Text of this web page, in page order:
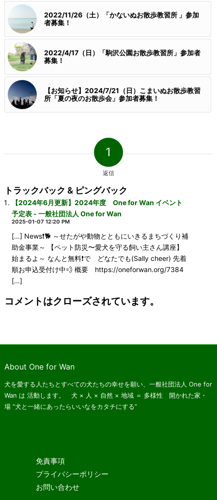
2022/11/26（土）「かないぬお散歩教習所 」参加
者募集！
2022/4/17（日）「駒沢公園お散歩教習所」参加者
募集！
【お知らせ】2024/7/21（日）こまいぬお散歩教習
所「夏の夜のお散歩会」参加者募集！
1
返信
トラックバック & ピングバック
【2024年6月更新】2024年度 One for Wan イベント
予定表 - 一般社団法人 One for Wan
2025-01-07 12:20 PM
[…] News❗️🐕 ～せたがや動物とともにいきるまちづくり補
助金事業～ 【ペット防災〜愛犬を守る飼い主さん講座】
始まるよ～ なんと無料❗️で どなたでも(Sally cheer) 先着
順お申込受付け中💨 概要 https://oneforwan.org/7384
[…]
コメントはクローズされています。
About One for Wan
犬を愛する人たちとすべての犬たちの幸せを願い、一般社団法人 One for
Wan は 活動します。 犬 × 人 × 自然 × 地域 ＝ 多様性 開かれた家・
場“犬と一緒にあったらいいなをカタチにする”
免責事項
プライバシーポリシー
お問い合わせ